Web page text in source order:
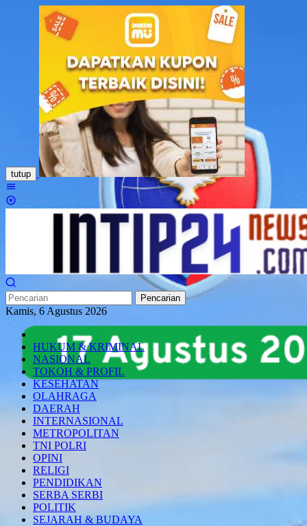
tutup
Pencarian
Kamis, 6 Agustus 2026
HUKUM & KRIMINAL
NASIONAL
TOKOH & PROFIL
KESEHATAN
OLAHRAGA
DAERAH
INTERNASIONAL
METROPOLITAN
TNI POLRI
OPINI
RELIGI
PENDIDIKAN
SERBA SERBI
POLITIK
SEJARAH & BUDAYA